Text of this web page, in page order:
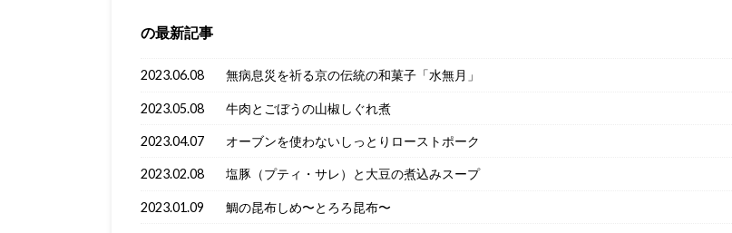
の最新記事
2023.06.08 無病息災を祈る京の伝統の和菓子「水無月」
2023.05.08 牛肉とごぼうの山椒しぐれ煮
2023.04.07 オーブンを使わないしっとりローストポーク
2023.02.08 塩豚（プティ・サレ）と大豆の煮込みスープ
2023.01.09 鯛の昆布しめ〜とろろ昆布〜